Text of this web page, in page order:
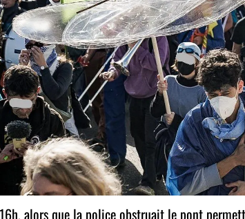
alors que la police obstruait le pont